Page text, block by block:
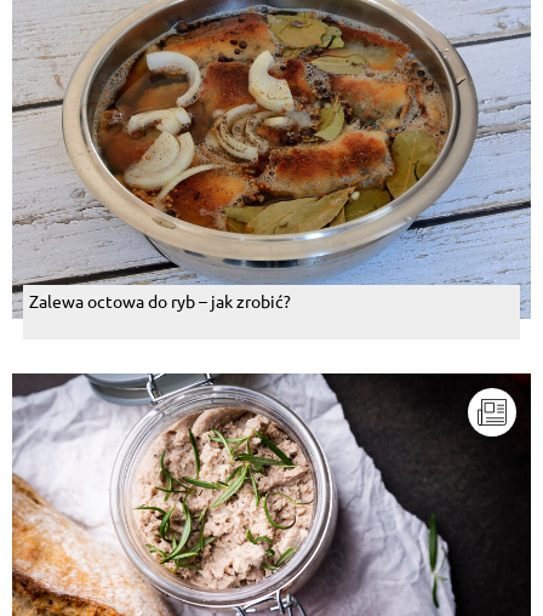
Odpowiedz
Sławomir Bednarek, 08.07.2015
15 min. i już można jeść , a ja się czasem tak
męczę....
Odpowiedz
Dariusz Grzechowiak , 08.07.2015
Spróbowałem, po prostu niebo w gębie.
Odpowiedz
Pokaż więcej komentarzy
Zalewa octowa do ryb – jak zrobić?